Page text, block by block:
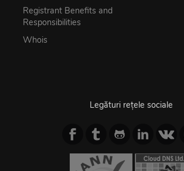
Registrant Benefits and
Responsibilities
Whois
Legături rețele sociale